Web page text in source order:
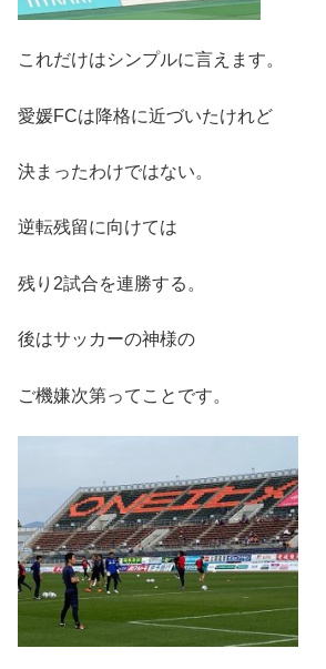
これだけはシンプルに言えます。
愛媛FCは降格に近づいたけれど
決まったわけではない。
逆転残留に向けては
残り2試合を連勝する。
後はサッカーの神様の
ご機嫌次第ってことです。